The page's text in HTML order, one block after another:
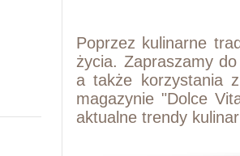
Poprzez kulinarne
życia. Zapraszamy
a także korzystania
magazynie "Dolce
aktualne trendy